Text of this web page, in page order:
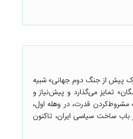
پیش از جنگ دوم جهانی» شبیه
تمایز می‌گذارد و پیش‌نیاز و
مشروط‌کردن قدرت، در وهله اول،
ساخت سیاسی ایران، تاکنون